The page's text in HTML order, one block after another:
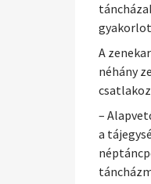
A
néhány
–
a